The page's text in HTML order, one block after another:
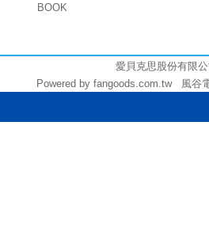
BOOK
愛貝克思股份有限
Powered by fangoods.com.tw 風谷電子